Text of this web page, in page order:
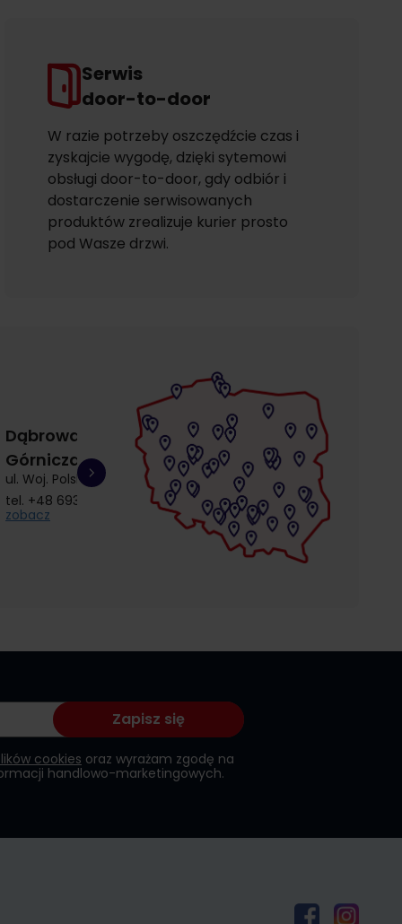
Serwis
door-to-door
W razie potrzeby oszczędźcie czas i
zyskajcie wygodę, dzięki sytemowi
obsługi door-to-door, gdy odbiór i
dostarczenie serwisowanych
produktów zrealizuje kurier prosto
pod Wasze drzwi.
Dąbrowa
Górnicza
ul. Woj. Polskiego 3
tel. +48 693 692 414
zobacz
Gdańsk
Łostowice
ul. Łostowicka 4
tel. +48 504 968 360
zobacz
Gdańsk
Przymorze
ul. Kołobrzeska 30
tel. +48 510 857
zobacz
cookies oraz wyrażam zgodę na
handlowo-marketingowych.
Zapisz się